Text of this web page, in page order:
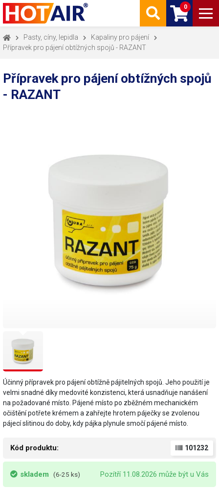
0
Pasty, cíny, lepidla
Kapaliny pro pájení
Přípravek pro pájení obtížných spojů - RAZANT
Přípravek pro pájení obtížných spojů
- RAZANT
Účinný přípravek pro pájení obtížně pájitelných spojů. Jeho použití je
velmi snadné díky medovité konzistenci, která usnadňuje nanášení
na požadované místo. Pájené místo po zběžném mechanickém
očištění potřete krémem a zahřejte hrotem páječky se zvolenou
pájecí slitinou do doby, kdy pájka plynule smočí pájené místo.
Kód produktu: 101232
skladem (6-25 ks) Pozítří 11.08.2026 může být u Vás